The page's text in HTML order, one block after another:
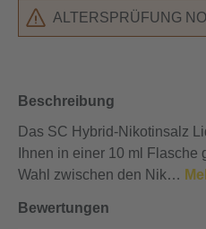
ALTERSPRÜFUNG
Beschreibung
Das SC Hybrid-Nikotinsalz
Ihnen in einer 10 ml
Wahl zwischen den Nik…
Bewertungen